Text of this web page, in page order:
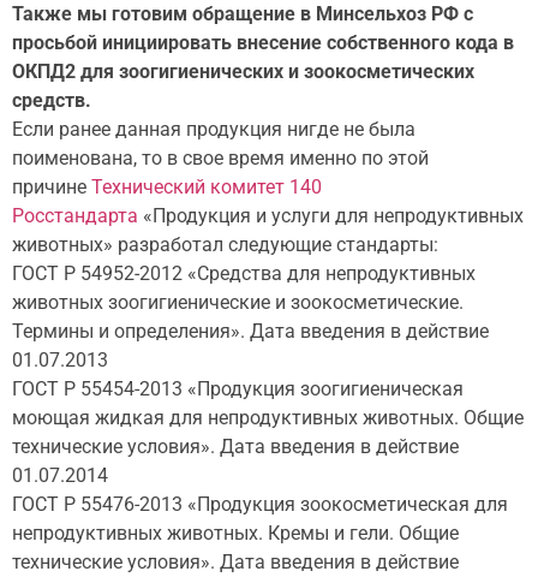
Также мы готовим обращение в Минсельхоз РФ с
просьбой инициировать внесение собственного кода в
ОКПД2 для зоогигиенических и зоокосметических
средств.
Если ранее данная продукция нигде не была
поименована, то в свое время именно по этой
причине Технический комитет 140
Росстандарта «Продукция и услуги для непродуктивных
животных» разработал следующие стандарты:
ГОСТ Р 54952-2012 «Средства для непродуктивных
животных зоогигиенические и зоокосметические.
Термины и определения». Дата введения в действие
01.07.2013
ГОСТ Р 55454-2013 «Продукция зоогигиеническая
моющая жидкая для непродуктивных животных. Общие
технические условия». Дата введения в действие
01.07.2014
ГОСТ Р 55476-2013 «Продукция зоокосметическая для
непродуктивных животных. Кремы и гели. Общие
технические условия». Дата введения в действие